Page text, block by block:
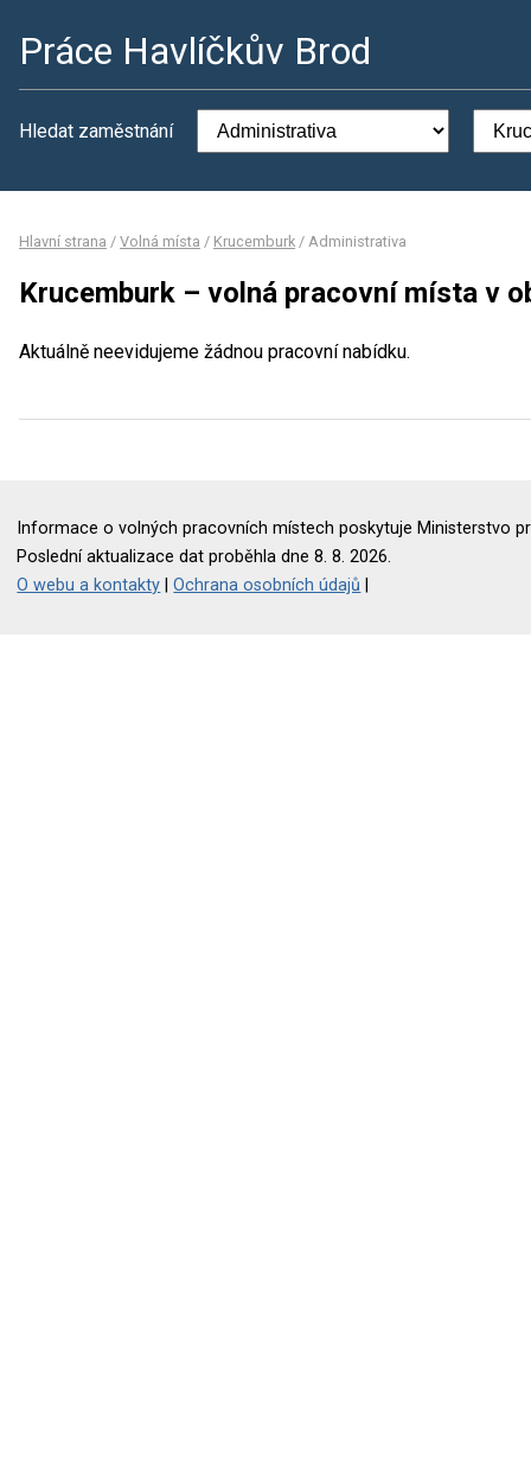
Práce Havlíčkův Brod
Hledat zaměstnání
Hlavní strana / Volná místa / Krucemburk / Administrativa
Krucemburk – volná pracovní místa v
Aktuálně neevidujeme žádnou pracovní nabídku.
Informace o volných pracovních místech poskytuje Ministerstvo
Poslední aktualizace dat proběhla dne 8. 8. 2026.
O webu a kontakty |Ochrana osobních údajů